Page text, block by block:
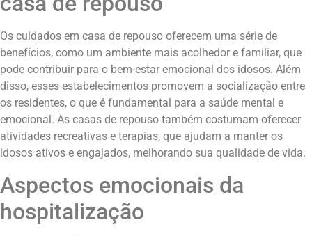
Os cuidados em casa de repouso oferecem uma série de
benefícios, como um ambiente mais acolhedor e familiar, que
pode contribuir para o bem-estar emocional dos idosos. Além
disso, esses estabelecimentos promovem a socialização entre
os residentes, o que é fundamental para a saúde mental e
emocional. As casas de repouso também costumam oferecer
atividades recreativas e terapias, que ajudam a manter os
idosos ativos e engajados, melhorando sua qualidade de vida.
Aspectos emocionais da
hospitalização